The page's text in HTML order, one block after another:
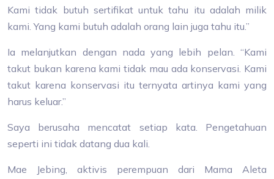
Kami tidak butuh sertifikat untuk tahu itu adalah milik
kami. Yang kami butuh adalah orang lain juga tahu itu.”
Ia melanjutkan dengan nada yang lebih pelan. “Kami
takut bukan karena kami tidak mau ada konservasi. Kami
takut karena konservasi itu ternyata artinya kami yang
harus keluar.”
Saya berusaha mencatat setiap kata. Pengetahuan
seperti ini tidak datang dua kali.
Mae Jebing, aktivis perempuan dari Mama Aleta